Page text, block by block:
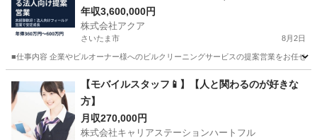
00万円
年収3,600,000円
株式会社アクア
さいたま市 8月2日
■仕事内容 企業やビルオーナー様へのビルクリーニングサービスの提案営業をお任せ
さいたま市 営業 社員
【モバイルスタッフ📱】【人と関わるのが好きな
方】
月収270,000円
株式会社キャリアステーションハートフル